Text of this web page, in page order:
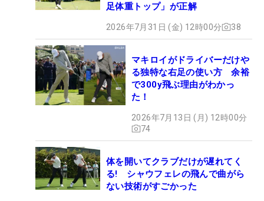
足体重トップ」が正解
2026年7月31日 (金) 12時00分 38
マキロイがドライバーだけや
る独特な右足の使い方 余裕
で300y飛ぶ理由がわかっ
た！
2026年7月13日 (月) 12時00分
74
体を開いてクラブだけが遅れてく
る! シャウフェレの飛んで曲がら
ない技術がすごかった